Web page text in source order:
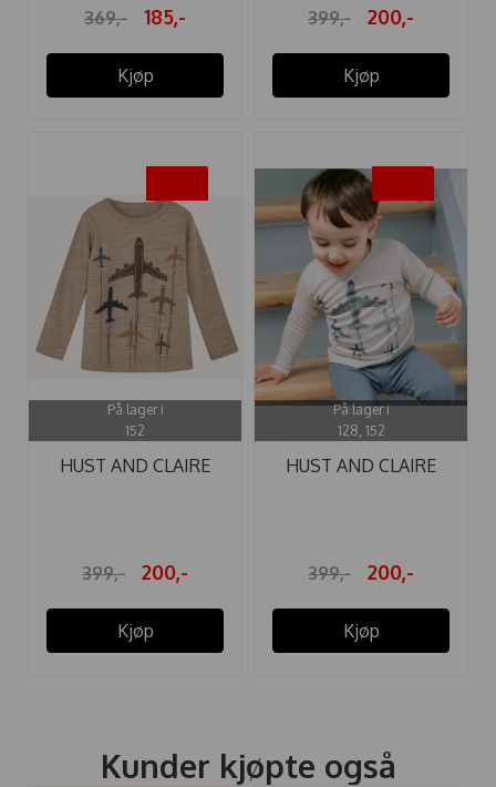
369,- 185,-
Kjøp
399,- 200,-
Kjøp
På lager i
152
HUST AND CLAIRE
399,- 200,-
Kjøp
På lager i
128, 152
HUST AND CLAIRE
399,- 200,-
Kjøp
Kunder kjøpte også